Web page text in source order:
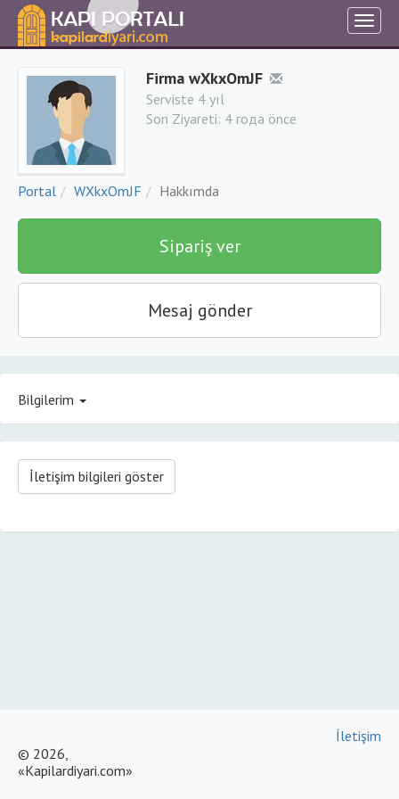
Firma wXkxOmJF
Serviste 4 yıl
Son Ziyareti: 4 года önce
Portal WXkxOmJF Hakkımda
Sipariş ver
Mesaj gönder
Bilgilerim
İletişim bilgileri göster
© 2026,
«Kapilardiyari.com»
İletişim